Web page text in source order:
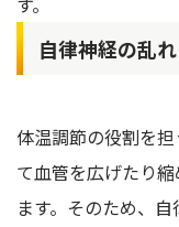
自律神経の乱れ
体温調節の役割を
て血管を広げたり
ます。そのため、